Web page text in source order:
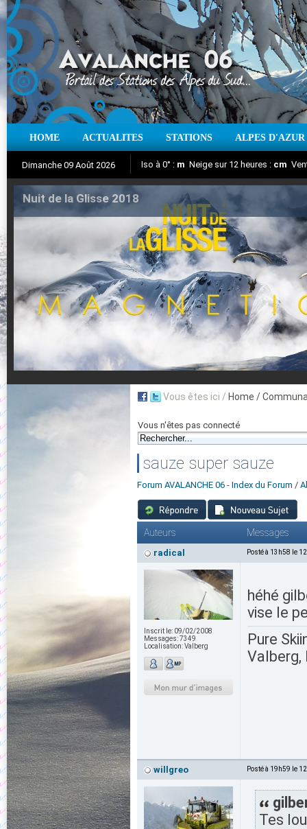
HOME ACTUALITES STATIONS ALPES D'AZUR
Dimanche 09 Août 2026
Aujourd'hui : T° Min : °C T° Max :°C
Iso à 0° : m Neige sur 12 heures : cm
Suivez en direct l'actualité des stations
Nuit de la Glisse 2018
Vous êtes ici / Home /
Vous n'êtes pas connecté
sauze super sauze
Forum AVALANCHE 06 - Index du Forum /
Auteurs Messages
radical Posté à 13h58 le
Inscrit le: 09/02/2008
Messages:7349
Localisation:Valberg
héhé
vise le
Pure
Valberg,
willgreo Posté à 19h59 le
Tes